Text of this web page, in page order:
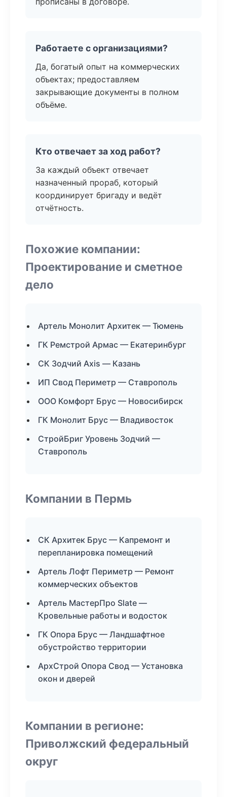
Работаете с организациями?
Да, богатый опыт на коммерческих
объектах; предоставляем
закрывающие документы в полном
объёме.
Кто отвечает за ход работ?
За каждый объект отвечает
назначенный прораб, который
координирует бригаду и ведёт
отчётность.
Похожие компании:
Проектирование и сметное
дело
Артель Монолит Архитек — Тюмень
ГК Ремстрой Армас — Екатеринбург
СК Зодчий Axis — Казань
ИП Свод Периметр — Ставрополь
ООО Комфорт Брус — Новосибирск
ГК Монолит Брус — Владивосток
СтройБриг Уровень Зодчий —
Ставрополь
Компании в Пермь
СК Архитек Брус — Капремонт и
перепланировка помещений
Артель Лофт Периметр — Ремонт
коммерческих объектов
Артель МастерПро Slate —
Кровельные работы и водосток
ГК Опора Брус — Ландшафтное
обустройство территории
АрхСтрой Опора Свод — Установка
окон и дверей
Компании в регионе:
Приволжский федеральный
округ